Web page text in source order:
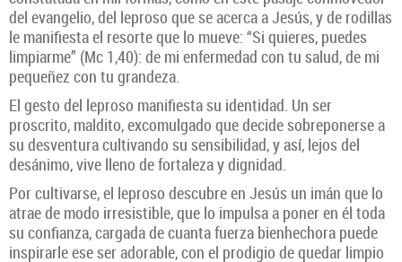
del evangelio, del leproso que se acerca a Jesús, y de rodillas
le manifiesta el resorte que lo mueve: “Si quieres, puedes
limpiarme” (Mc 1,40): de mi enfermedad con tu salud, de mi
pequeñez con tu grandeza.
El gesto del leproso manifiesta su identidad. Un ser
proscrito, maldito, excomulgado que decide sobreponerse a
su desventura cultivando su sensibilidad, y así, lejos del
desánimo, vive lleno de fortaleza y dignidad.
Por cultivarse, el leproso descubre en Jesús un imán que lo
atrae de modo irresistible, que lo impulsa a poner en él toda
su confianza, cargada de cuanta fuerza bienhechora puede
inspirarle ese ser adorable, con el prodigio de quedar limpio